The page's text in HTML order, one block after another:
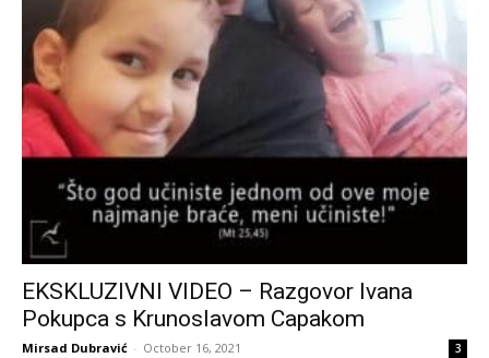
EKSKLUZIVNI VIDEO – Razgovor Ivana
Pokupca s Krunoslavom Capakom
Mirsad Dubravić - October 16, 2021 3